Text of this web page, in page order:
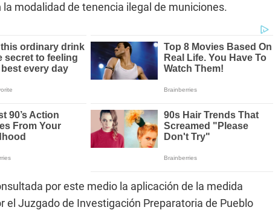
la modalidad de tenencia ilegal de municiones.
por este medio la aplicación de la medida
el Juzgado de Investigación Preparatoria de Pueblo